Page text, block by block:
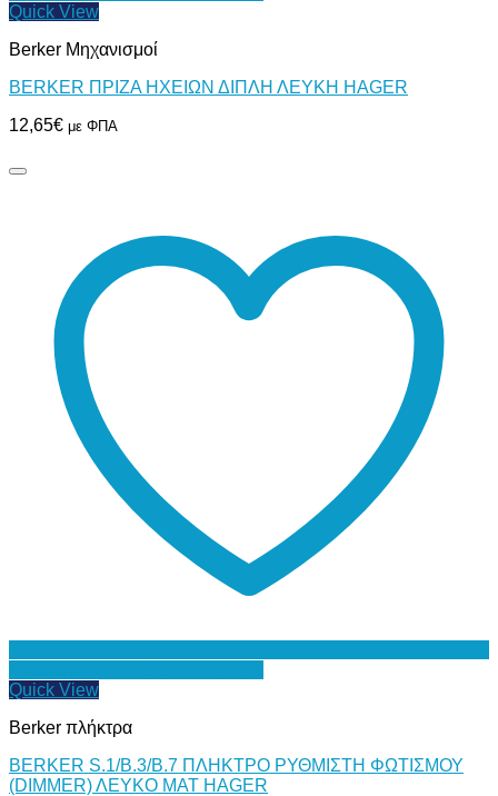
Quick View
Berker Μηχανισμοί
BERKER ΠΡΙΖΑ ΗΧΕΙΩΝ ΔΙΠΛΗ ΛΕΥΚΗ HAGER
12,65€ με ΦΠΑ
Quick View
Berker πλήκτρα
BERKER S.1/B.3/B.7 ΠΛΗΚΤΡΟ ΡΥΘΜΙΣΤΗ ΦΩΤΙΣΜΟΥ
(DIMMER) ΛΕΥΚΟ ΜΑΤ HAGER